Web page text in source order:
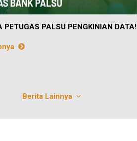
PETUGAS PALSU PENGKINIAN DATA!
Berita Lainnya